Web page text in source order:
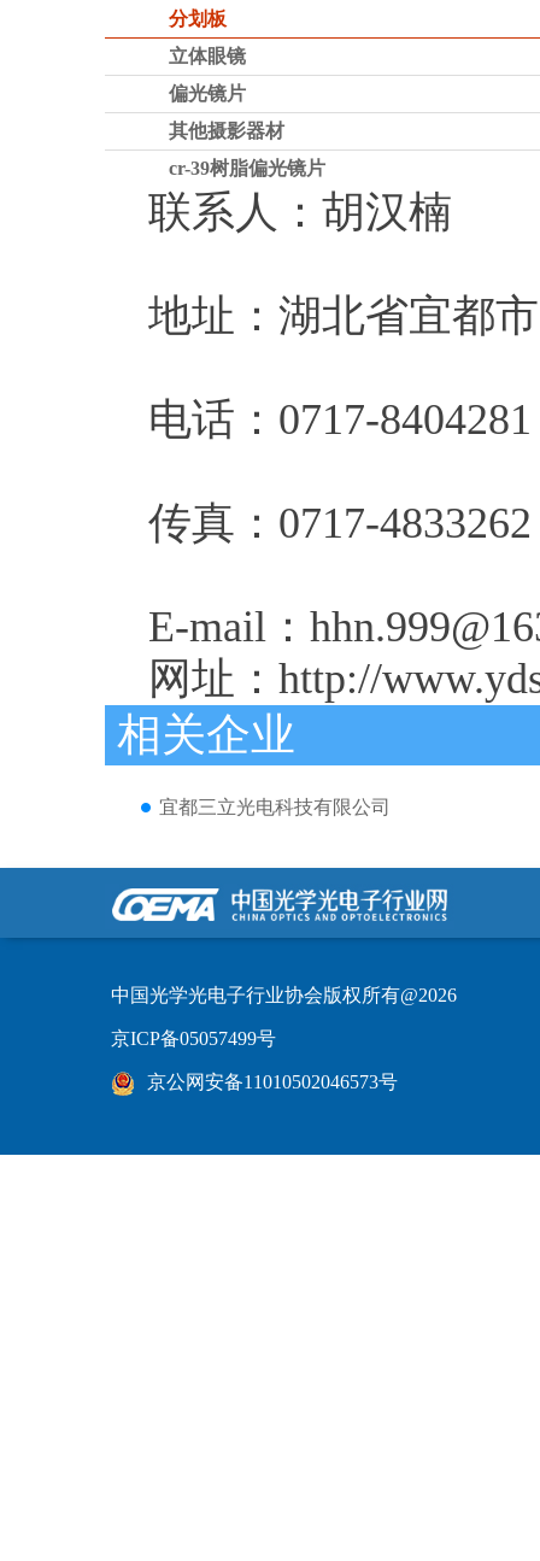
分划板
立体眼镜
偏光镜片
其他摄影器材
cr-39树脂偏光镜片
联系人：胡汉楠
地址：湖北省宜都
电话：0717-8404281
传真：0717-
E-mail：
网址：http://
相关企业
宜都三立光电科技有限公司
中国光学光电子行业协会版权所有@2026
京ICP备05057499号
京公网安备11010502046573号